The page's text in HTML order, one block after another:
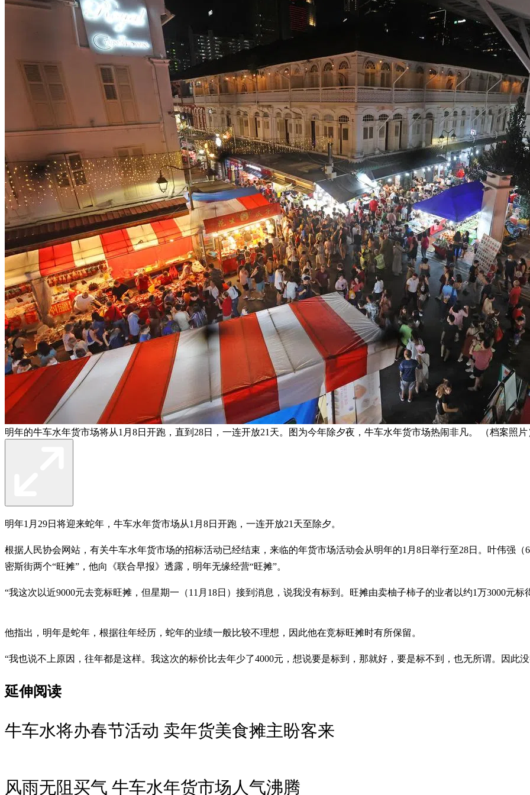
明年的牛车水年货市场将从1月8日开跑，直到28日，一连开放21天。图为今年除夕夜，牛车水年货市场热闹非凡。 （档案照片
明年1月29日将迎来蛇年，牛车水年货市场从1月8日开跑，一连开放21天至除夕。
根据人民协会网站，有关牛车水年货市场的招标活动已经结束，来临的年货市场活动会从明年的1月8日举行至28日。叶伟强
密斯街两个“旺摊”，他向《联合早报》透露，明年无缘经营“旺摊”。
“我这次以近9000元去竞标旺摊，但星期一（11月18日）接到消息，说我没有标到。旺摊由卖柚子柿子的业者以约1万3000元标
他指出，明年是蛇年，根据往年经历，蛇年的业绩一般比较不理想，因此他在竞标旺摊时有所保留。
“我也说不上原因，往年都是这样。我这次的标价比去年少了4000元，想说要是标到，那就好，要是标不到，也无所谓。因此
延伸阅读
牛车水将办春节活动 卖年货美食摊主盼客来
风雨无阻买气 牛车水年货市场人气沸腾